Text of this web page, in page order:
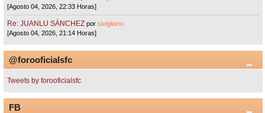
[Agosto 04, 2026, 22:33 Horas]
Re: JUANLU SÁNCHEZ porsivigliano
[Agosto 04, 2026, 21:14 Horas]
@forooficialsfc
Tweets by forooficialsfc
FB